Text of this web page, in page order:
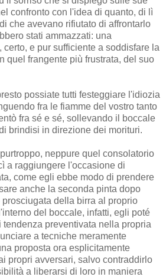
confronto con l'idea di quanto, di lì
che avevano rifiutato di affrontarlo
stati ammazzati: una
e pur sufficiente a soddisfare la
quel frangente più frustrata, del suo
possiate tutti festeggiare l'idiozia
fra le fiamme del vostro tanto
fra sé e sé, sollevando il boccale
brindisi in direzione dei morituri.
neppure quel consolatorio
a raggiungere l'occasione di
come egli ebbe modo di prendere
anche la seconda pinta dopo
della birra al proprio
del boccale, infatti, egli poté
preventivata nella propria
a tecniche meramente
proposta ora esplicitamente
propri avversari, salvo contraddirlo
a liberarsi di loro in maniera